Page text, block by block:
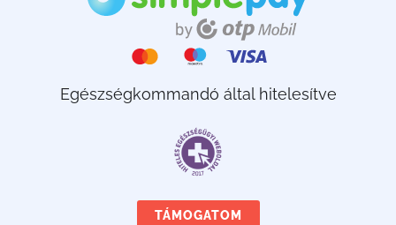
Egészségkommandó által hitelesítve
TÁMOGATOM